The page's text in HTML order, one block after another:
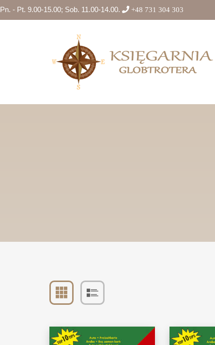
Pn. - Pt. 9.00-15.00; Sob. 11.00-14.00. +48 731 304 303